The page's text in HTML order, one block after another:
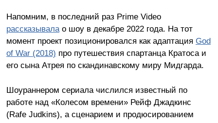
Напомним, в последний раз Prime Video
рассказывалао шоу в декабре 2022 года. На тот
момент проект позиционировался как адаптация God
of War (2018) про путешествия спартанца Кратоса и
его сына Атрея по скандинавскому миру Мидгарда.
Шоураннером сериала числился известный по
работе над «Колесом времени» Рейф Джадкинс
(Rafe Judkins), а сценарием и продюсированием